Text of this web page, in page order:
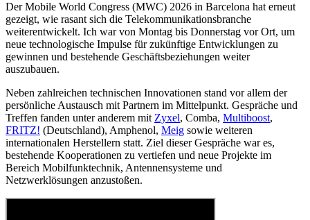
Der Mobile World Congress (MWC) 2026 in Barcelona hat erneut
gezeigt, wie rasant sich die Telekommunikationsbranche
weiterentwickelt. Ich war von Montag bis Donnerstag vor Ort, um
neue technologische Impulse für zukünftige Entwicklungen zu
gewinnen und bestehende Geschäftsbeziehungen weiter
auszubauen.
Neben zahlreichen technischen Innovationen stand vor allem der
persönliche Austausch mit Partnern im Mittelpunkt. Gespräche und
Treffen fanden unter anderem mit Zyxel, Comba, Multiboost,
FRITZ! (Deutschland), Amphenol, Meig sowie weiteren
internationalen Herstellern statt. Ziel dieser Gespräche war es,
bestehende Kooperationen zu vertiefen und neue Projekte im
Bereich Mobilfunktechnik, Antennensysteme und
Netzwerklösungen anzustoßen.